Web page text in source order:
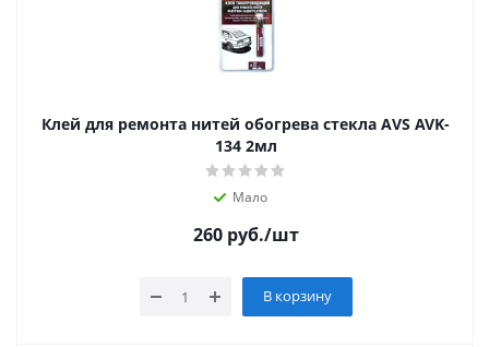
Клей для ремонта нитей обогрева стекла АVS AVK-
134 2мл
Мало
260руб./шт
В корзину